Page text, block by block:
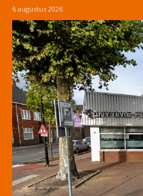
6 augustus 2026